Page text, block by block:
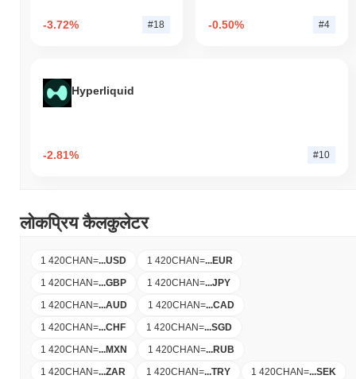
-3.72% #18 -0.50% #4
Hyperliquid
-2.81% #10
लोकप्रिय कैलकुलेटर
1 420CHAN=...USD 1 420CHAN=...EUR
1 420CHAN=...GBP 1 420CHAN=...JPY
1 420CHAN=...AUD 1 420CHAN=...CAD
1 420CHAN=...CHF 1 420CHAN=...SGD
1 420CHAN=...MXN 1 420CHAN=...RUB
1 420CHAN=...ZAR 1 420CHAN=...TRY 1 420CHAN=...SEK